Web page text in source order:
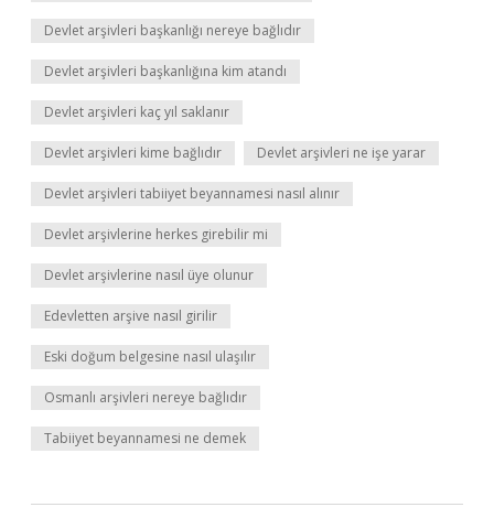
Devlet arşivleri başkanlığı nereye bağlıdır
Devlet arşivleri başkanlığına kim atandı
Devlet arşivleri kaç yıl saklanır
Devlet arşivleri kime bağlıdır Devlet arşivleri ne işe yarar
Devlet arşivleri tabiiyet beyannamesi nasıl alınır
Devlet arşivlerine herkes girebilir mi
Devlet arşivlerine nasıl üye olunur
Edevletten arşive nasıl girilir
Eski doğum belgesine nasıl ulaşılır
Osmanlı arşivleri nereye bağlıdır
Tabiiyet beyannamesi ne demek